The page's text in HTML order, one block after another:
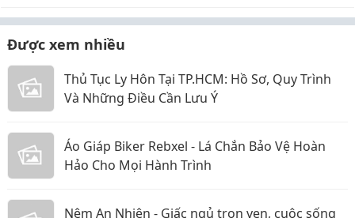
Được xem nhiều
Thủ Tục Ly Hôn Tại TP.HCM: Hồ Sơ, Quy Trình
Và Những Điều Cần Lưu Ý
Áo Giáp Biker Rebxel - Lá Chắn Bảo Vệ Hoàn
Hảo Cho Mọi Hành Trình
Nệm An Nhiên - Giấc ngủ trọn vẹn, cuộc sống